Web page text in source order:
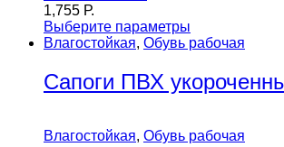
1,755 Р.
Выберите параметры
Влагостойкая, Обувь рабочая
Сапоги ПВХ
Влагостойкая, Обувь рабочая